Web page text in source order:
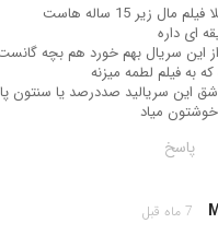
زیر 15 ساله هاست
ای داره
از این سریال بهم خورد هم بچه
که به فیلم لطمه میزنه
این سریالید صددرصد یا سنتون
خوشتون میاد
پاسخ
7 ماه قبل